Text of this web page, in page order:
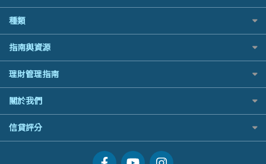
WeLend 貸款
X Wallet 貸款
ZA Bank
手機邊份好
自駕遊比較
相機有得保
最佳滑雪旅遊保險
最適合BB的旅遊保險
中國平安
大新銀行
Generali 忠意
HSBC滙豐銀行
MSIG 三井住友
QBE 昆士蘭
Starr
Zurich 蘇黎世
長橋證券
漲樂全球通｜華泰國際
OSL
StashAway
Syfe
老虎證券好唔好？
華盛証券好唔好？
漲樂全球通好唔好？
盈立證券 uSMART 好唔好？
Stashaway好唔好？
Hashkey好唔好？
Syfe好唔好？
證券行邊間好？
港股5隻高息ETF精選
什麼是ETF？
香港30大高息股排行
黃金ETF懶人包
選股策略：五步調查攻略
銀行戶口比較
尊尚銀行戶口
Citi Plus
中信銀行inMotion
Airwallex銀行
種類
定期存款
港元定存
人民幣定存
美元定存
英鎊定存
澳元定存
指南與資源
理財資訊
識慳識賺
債務管理
投資理財
置業安居
理財管理指南
常用相關詞彙
MoneyHero電子報
所有合作銀行或機構
關於我們
服務承諾
網上支援
信貸評分